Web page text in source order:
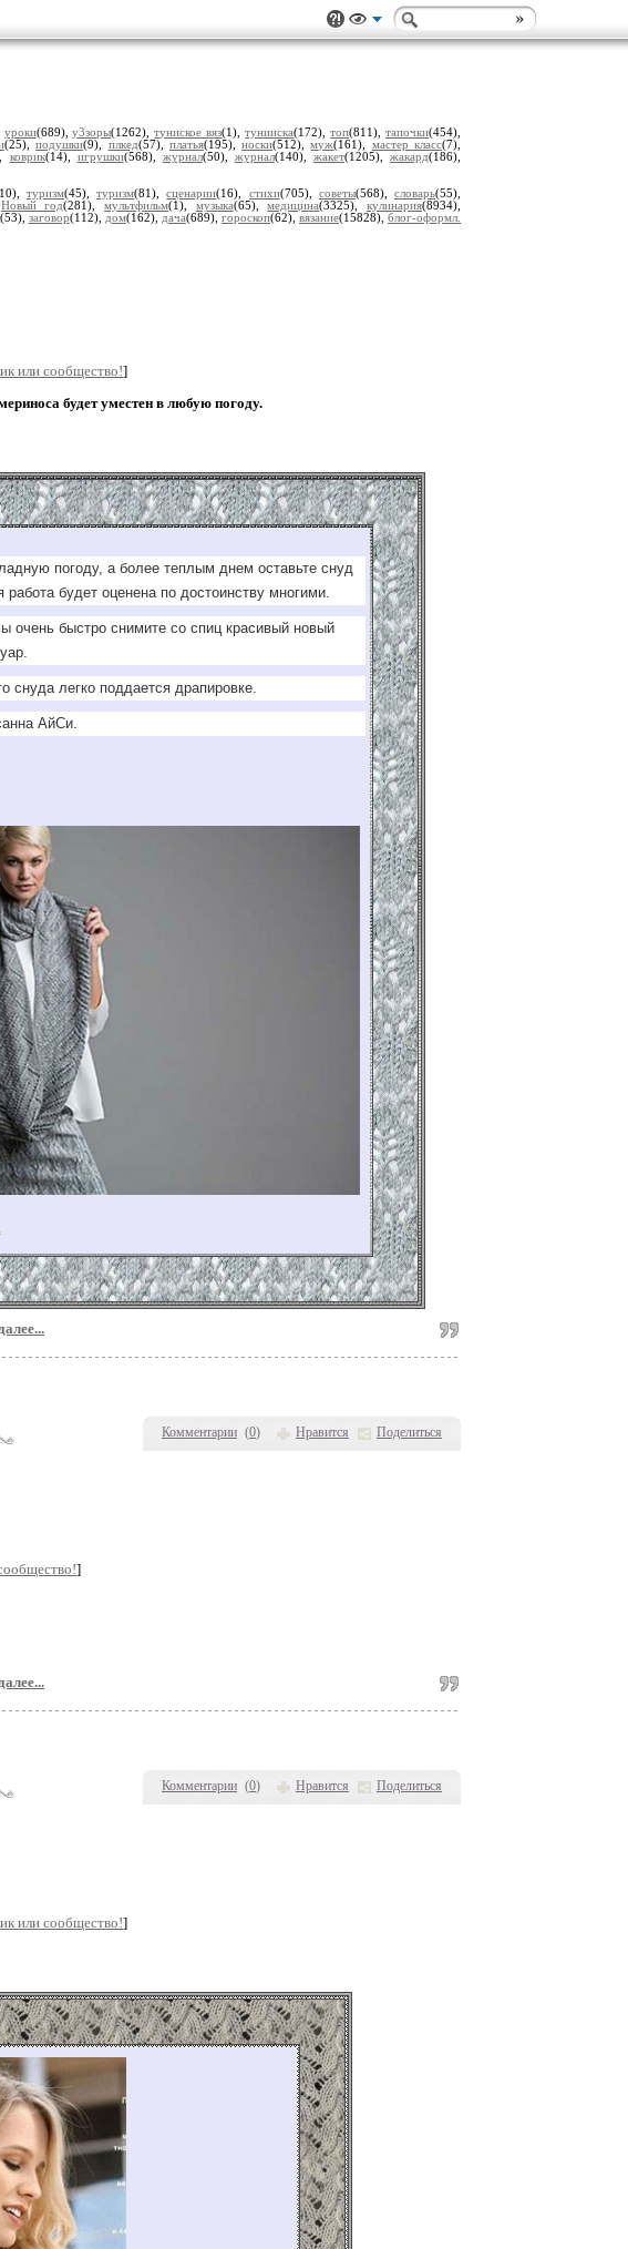
уроки(689),у3зоры(1262),туниское вяз(1),тунииска(172),топ(811),тапочки(454),
(25),подушки(9), плкед(57), платья(195),носки(512),муж(161), мастер класс(7),
коврик(14), игрушки(568), журнал(50), журнал(140), жакет(1205),жакард(186),
туризм(45),туризм(81),сценарии(16), стихи(705), советы(568),словарь(55),
Новый год(281),мультфильм(1), музыка(65),медицина(3325),кулинария(8934),
(53), заговор(112), дом(162), дача(689), гороскоп(62),вязание(15828),блог-оформл.
Комментарии (0) Нравится Поделиться
или сообщество!]
будет уместен в любую погоду.
погоду, а более теплым днем оставьте снуд
будет оценена по достоинству многими.
очень быстро снимите со спиц красивый новый
снуда легко поддается драпировке.
АйСи.
Комментарии (0) Нравится Поделиться
]
или сообщество!]